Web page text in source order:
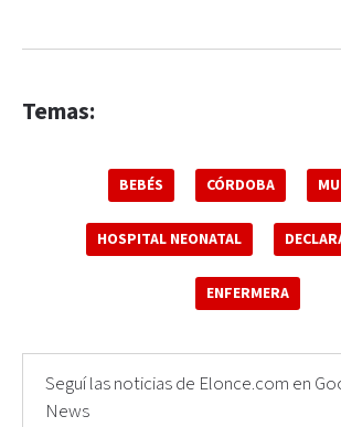
Temas:
BEBÉS CÓRDOBA
HOSPITAL NEONATAL
ENFERMERA
Seguí las noticias de Elonce.com en
News